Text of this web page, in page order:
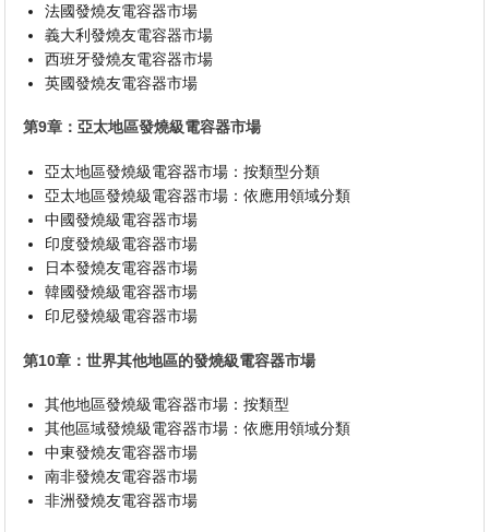
法國發燒友電容器市場
義大利發燒友電容器市場
西班牙發燒友電容器市場
英國發燒友電容器市場
第9章：亞太地區發燒級電容器市場
亞太地區發燒級電容器市場：按類型分類
亞太地區發燒級電容器市場：依應用領域分類
中國發燒級電容器市場
印度發燒級電容器市場
日本發燒友電容器市場
韓國發燒級電容器市場
印尼發燒級電容器市場
第10章：世界其他地區的發燒級電容器市場
其他地區發燒級電容器市場：按類型
其他區域發燒級電容器市場：依應用領域分類
中東發燒友電容器市場
南非發燒友電容器市場
非洲發燒友電容器市場